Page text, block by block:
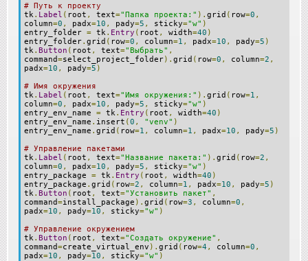
# Путь к проекту
tk. Label ( root , text="Папка проекта:" ). grid ( row=0 ,
column=0 , padx=10 , pady=5 , sticky="w" )
entry_folder = tk. Entry ( root , width=40 )
entry_folder. grid ( row=0 , column=1 , padx=10 , pady=5 )
tk. Button ( root , text="Выбрать" ,
command=select_project_folder). grid ( row=0 , column=2 ,
padx=10 , pady=5 )
# Имя окружения
tk. Label ( root , text="Имя окружения:" ). grid ( row=1 ,
column=0 , padx=10 , pady=5 , sticky="w" )
entry_env_name = tk. Entry ( root , width=40 )
entry_env_name . insert (0 , "venv" )
entry_env_name . grid ( row=1 , column=1 , padx=10 , pady=5 )
# Управление пакетами
tk. Label ( root , text="Название пакета:" ). grid ( row=2 ,
column=0 , padx=10 , pady=5 , sticky="w" )
entry_package = tk. Entry ( root , width=40 )
entry_package . grid ( row=2 , column=1 , padx=10 , pady=5 )
tk. Button ( root , text="Установить пакет" ,
command=install_package ). grid ( row=3 , column=0 ,
padx=10 , pady=10 , sticky="w" )
# Управление окружением
tk. Button ( root , text="Создать окружение" ,
command=create_virtual_env ). grid ( row=4 , column=0 ,
padx=10 , pady=10 , sticky="w" )